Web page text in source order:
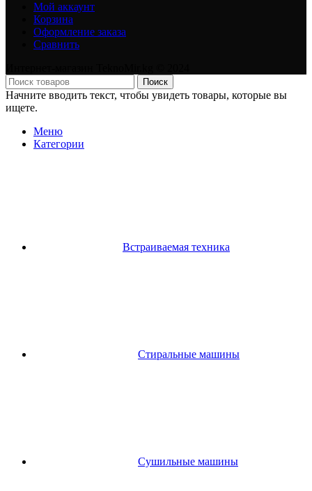
Мой аккаунт
Корзина
Оформление заказа
Сравнить
Поиск
Начните вводить текст, чтобы увидеть товары, которые вы
ищете.
Меню
Категории
Встраиваемая техника
Стиральные машины
Сушильные машины